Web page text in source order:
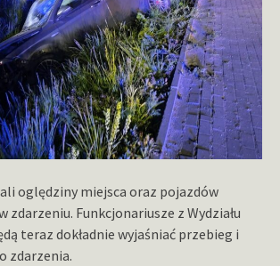
oględziny miejsca oraz pojazdów
zdarzeniu. Funkcjonariusze z Wydziału
teraz dokładnie wyjaśniać przebieg i
zdarzenia.